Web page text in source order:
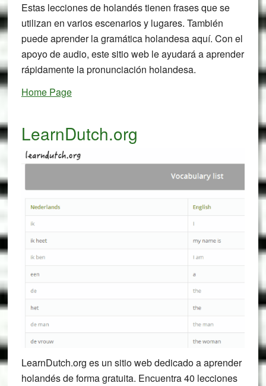
Estas lecciones de holandés tienen frases que se
utilizan en varios escenarios y lugares. También
puede aprender la gramática holandesa aquí. Con el
apoyo de audio, este sitio web le ayudará a aprender
rápidamente la pronunciación holandesa.
Home Page
LearnDutch.org
LearnDutch.org es un sitio web dedicado a aprender
holandés de forma gratuita. Encuentra 40 lecciones